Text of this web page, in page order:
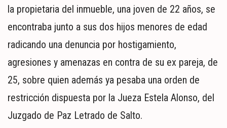
REGIONALES
SOCIEDAD
SALUD
la propietaria del inmueble, una joven de 22 años, se
encontraba junto a sus dos hijos menores de edad
radicando una denuncia por hostigamiento,
agresiones y amenazas en contra de su ex pareja, de
25, sobre quien además ya pesaba una orden de
restricción dispuesta por la Jueza Estela Alonso, del
Juzgado de Paz Letrado de Salto.